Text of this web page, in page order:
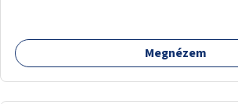
kerékpárosbaráttá alakítása a Korong
Dózsa György útig, és kapcsolatot kell
Megnézem